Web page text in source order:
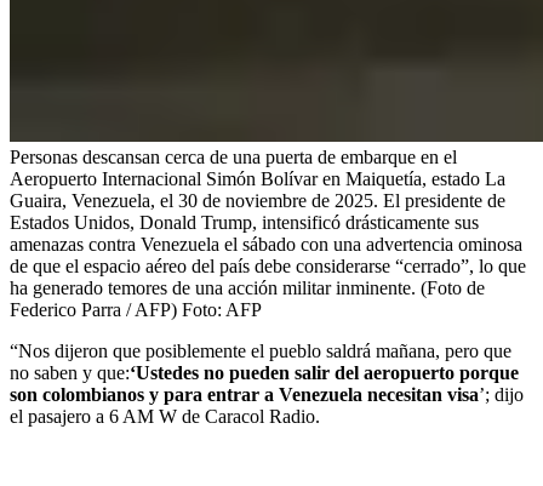
Personas descansan cerca de una puerta de embarque en el
Aeropuerto Internacional Simón Bolívar en Maiquetía, estado La
Guaira, Venezuela, el 30 de noviembre de 2025. El presidente de
Estados Unidos, Donald Trump, intensificó drásticamente sus
amenazas contra Venezuela el sábado con una advertencia ominosa
de que el espacio aéreo del país debe considerarse “cerrado”, lo que
ha generado temores de una acción militar inminente. (Foto de
Federico Parra / AFP) Foto: AFP
“Nos dijeron que posiblemente el pueblo saldrá mañana, pero que
no saben y que:‘Ustedes no pueden salir del aeropuerto porque
son colombianos y para entrar a Venezuela necesitan visa’; dijo
el pasajero a 6 AM W de Caracol Radio.